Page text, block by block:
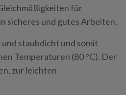
für
sicheres und gutes Arbeiten.
staubdicht und somit
Temperaturen (80 °C). Der
zur leichten